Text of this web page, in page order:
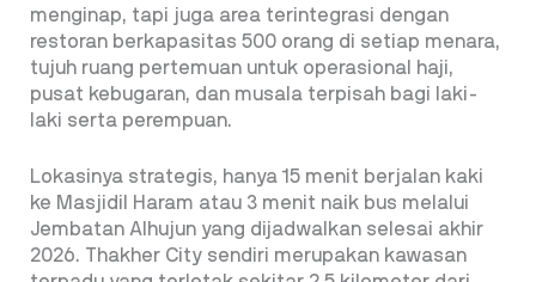
menginap, tapi juga area terintegrasi dengan
restoran berkapasitas 500 orang di setiap menara,
tujuh ruang pertemuan untuk operasional haji,
pusat kebugaran, dan musala terpisah bagi laki-
laki serta perempuan.
Lokasinya strategis, hanya 15 menit berjalan kaki
ke Masjidil Haram atau 3 menit naik bus melalui
Jembatan Alhujun yang dijadwalkan selesai akhir
2026. Thakher City sendiri merupakan kawasan